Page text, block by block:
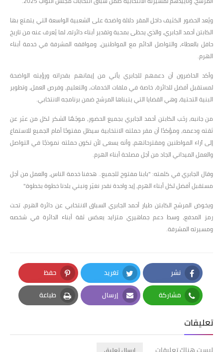
ويُعد الحضور الكثيف داخل المقر دلالة واضحة على الشعبية الواسعة التي يتمتع بها
الكابتن أحمد الجابري، والذي يحظى بمحبة وتقدير أبناء دائرته، لما يُعرف عنه من تاريخ
حافل بالعطاء، والتواصل الدائم مع المواطنين، ومواقفه المشرفة في خدمة أبناء
الهرم.
وأكد الحاضرون أن دعمهم للجابري يأتي من إيمانهم بقدراته ورؤيته الواضحة
لمستقبل أفضل للدائرة، خاصة في ملفات الخدمات، والتعليم، وفرص العمل، وتطوير
البنية التحتية، وهي القضايا التي يتبناها المرشح ضمن برنامجه الانتخابي.
من جانبه، رحّب الكابتن أحمد الجابري بجميع الحضور، موجّهًا الشكر لكل من عبّر عن
ثقته ودعمه، ومؤكدًا أن مقر حملته الانتخابية سيظل مفتوحًا أمام الجميع للاستماع
إلى آراء المواطنين ومقترحاتهم، وأنه يسعى لأن تكون حملته نموذجًا في التواصل
والعمل الميداني الجاد من أجل مصلحة أبناء الهرم.
وقال الجابري في كلمته: "بابنا مفتوح للجميع.. هدفنا خدمة الناس، والعمل من أجل
مستقبل أفضل لكل أبناء الهرم، إيد واحدة نقدر نغيّر ونبني بلدنا خطوة بخطوة."
ويخوض المرشح الكابتن طيار أحمد الجابري السباق الانتخابي عن دائرة الهرم، تحت
رمز المدفع، وسط دعم جماهيري متزايد يعكس ثقة أبناء الدائرة في شخصه
ومسيرته المشرفة.
نشر
Facebook
تغريد
Twitter
حفظ
Pinterest
مشاركة
Whatsapp
إرسال
Email
طباعة
Print
تعليقات